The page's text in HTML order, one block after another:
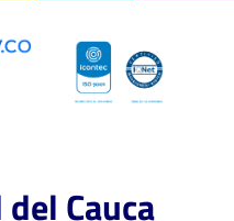
Cauca